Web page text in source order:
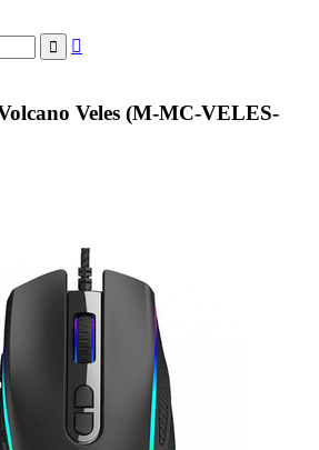


Veles (M-MC-VELES-